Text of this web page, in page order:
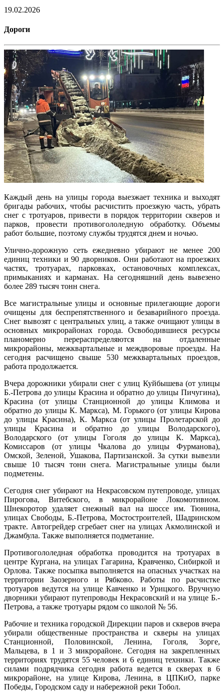
19.02.2026
Дороги
Каждый день на улицы города выезжает техника и выходят
бригады рабочих, чтобы расчистить проезжую часть, убрать
снег с тротуаров, привести в порядок территории скверов и
парков, провести противогололедную обработку. Объемы
работ большие, поэтому службы трудятся днем и ночью.
Улично-дорожную сеть ежедневно убирают не менее 200
единиц техники и 90 дворников. Они работают на проезжих
частях, тротуарах, парковках, остановочных комплексах,
примыканиях и карманах. На сегодняшний день вывезено
более 289 тысяч тонн снега.
Все магистральные улицы и основные прилегающие дороги
очищены для беспрепятственного и безаварийного проезда.
Снег вывозят с центральных улиц, а также очищают улицы в
основных микрорайонах города. Освободившиеся ресурсы
планомерно перераспределяются на отдаленные
микрорайоны, межквартальные и междворовые проезды. На
сегодня расчищено свыше 530 межквартальных проездов,
работа продолжается.
Вчера дорожники убирали снег с улиц Куйбышева (от улицы
Б.-Петрова до улицы Красина и обратно до улицы Пичугина),
Красина (от улицы Станционной до улицы Климова и
обратно до улицы К. Маркса), М. Горького (от улицы Кирова
до улицы Красина), К. Маркса (от улицы Пролетарской до
улицы Красина и обратно до улицы Володарского),
Володарского (от улицы Гоголя до улицы К. Маркса),
Комиссаров (от улицы Чкалова до улицы Фурманова),
Омской, Зеленой, Ушакова, Партизанской. За сутки вывезли
свыше 10 тысяч тонн снега. Магистральные улицы были
подметены.
Сегодня снег убирают на Некрасовском путепроводе, улицах
Пирогова, Витебского, в микрорайоне Локомотивном.
Шнекоротор удаляет снежный вал на шоссе им. Тюнина,
улицах Свободы, Б.-Петрова, Мостостроителей, Шадринском
тракте. Автогрейдер сгребает снег на улицах Акмолинской и
Джамбула. Также выполняется подметание.
Противогололедная обработка проводится на тротуарах в
центре Кургана, на улицах Гагарина, Кравченко, Сибиркой и
Орлова. Также посыпка выполняется на опасных участках на
территории Заозерного и Рябково. Работы по расчистке
тротуаров ведутся на улице Кавченко и Урицкого. Вручную
дворники убирают путепроводы Некрасовский и на улице Б.-
Петрова, а также тротуары рядом со школой № 56.
Рабочие и техника городской Дирекции паров и скверов вчера
убирали общественные пространства и скверы на улицах
Станционной, Половинской, Ленина, Гоголя, Зорге,
Мальцева, в 1 и 3 микрорайоне. Сегодня на закрепленных
территориях трудятся 55 человек и 6 единиц техники. Также
силами подрядчика сегодня работа ведется в скверах в 6
микрорайоне, на улице Кирова, Ленина, в ЦПКиО, парке
Победы, Городском саду и набережной реки Тобол.